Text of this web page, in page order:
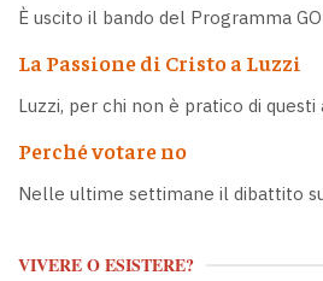
È uscito il bando del Programma
La Passione di Cristo a Luzzi
Luzzi, per chi non è pratico di questi
Perché votare no
Nelle ultime settimane il dibattito
VIVERE O ESISTERE?